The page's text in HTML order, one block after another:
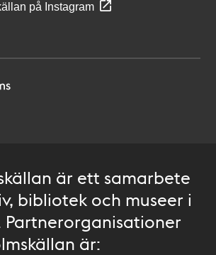
på Instagram
är ett samarbete
bibliotek och museer i
Partnerorganisationer
är: